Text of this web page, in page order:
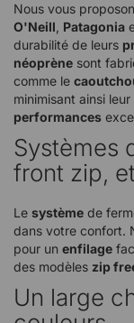
Nous vous
O'Neill Patagonia
durabilité de leurs
néoprène sont
comme le
minimisant ainsi
performances
Systèmes
front zip,
Le système de
dans votre confort.
pour un enfilage
des modèles zip
Un large